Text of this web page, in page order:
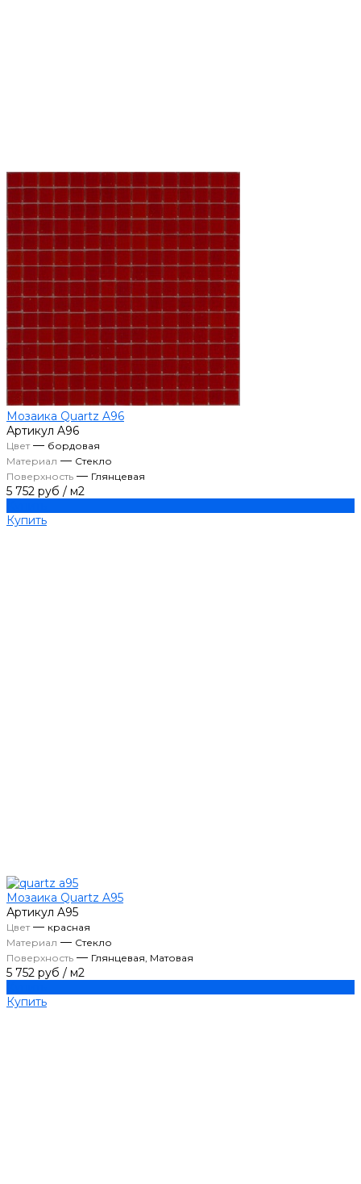
Мозаика Quartz A96
Артикул A96
Цвет— бордовая
Материал — Стекло
Поверхность — Глянцевая
5 752 руб / м2
Купить
Мозаика Quartz A95
Артикул A95
Цвет— красная
Материал — Стекло
Поверхность — Глянцевая, Матовая
5 752 руб / м2
Купить